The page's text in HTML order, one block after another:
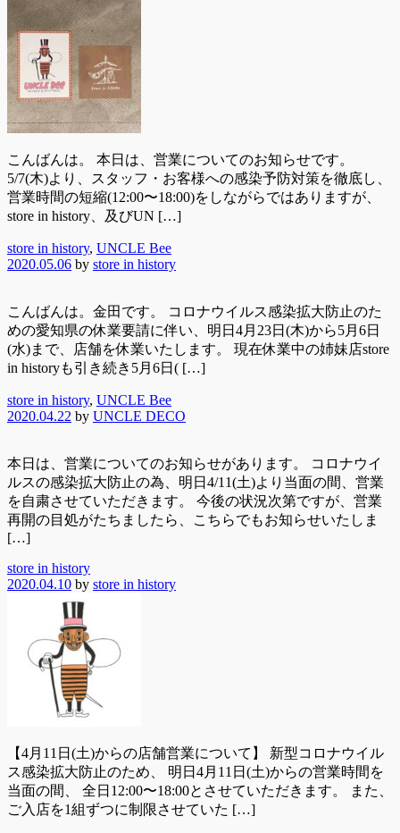
こんばんは。 本日は、営業についてのお知らせです。
5/7(木)より、スタッフ・お客様への感染予防対策を徹底し、
営業時間の短縮(12:00〜18:00)をしながらではありますが、
store in history、及びUN […]
store in history, UNCLE Bee
2020.05.06 by store in history
こんばんは。金田です。 コロナウイルス感染拡大防止のた
めの愛知県の休業要請に伴い、明日4月23日(木)から5月6日
(水)まで、店舗を休業いたします。 現在休業中の姉妹店store
in historyも引き続き5月6日( […]
store in history, UNCLE Bee
2020.04.22 by UNCLE DECO
本日は、営業についてのお知らせがあります。 コロナウイ
ルスの感染拡大防止の為、明日4/11(土)より当面の間、営業
を自粛させていただきます。 今後の状況次第ですが、営業
再開の目処がたちましたら、こちらでもお知らせいたしま
[…]
store in history
2020.04.10 by store in history
【4月11日(土)からの店舗営業について】 新型コロナウイル
ス感染拡大防止のため、 明日4月11日(土)からの営業時間を
当面の間、 全日12:00〜18:00とさせていただきます。 また、
ご入店を1組ずつに制限させていた […]